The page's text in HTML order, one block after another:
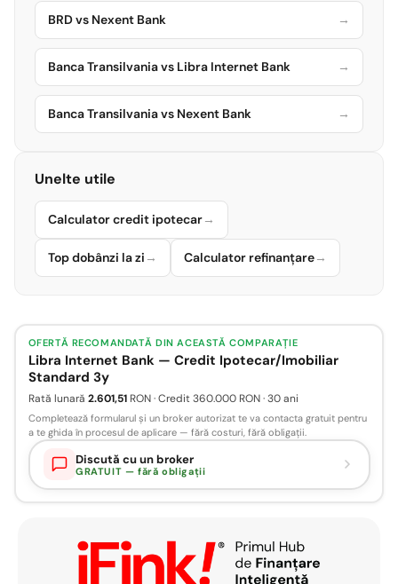
BRD vs Nexent Bank →
Banca Transilvania vs Libra Internet Bank →
Banca Transilvania vs Nexent Bank →
Unelte utile
Calculator credit ipotecar→
Top dobânzi la zi → Calculator refinanțare→
OFERTĂ RECOMANDATĂ DIN ACEASTĂ COMPARAȚIE
Libra Internet Bank — Credit Ipotecar/Imobiliar
Standard 3y
Rată lunară 2.601,51RON · Credit 360.000 RON · 30 ani
Completează formularul și un broker autorizat te va contacta gratuit pentru
a te ghida în procesul de aplicare — fără costuri, fără obligații.
Discută cu un broker
GRATUIT — fără obligații